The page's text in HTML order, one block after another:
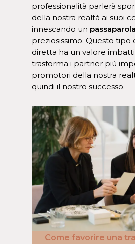
professionalità parlerà
della nostra realtà ai suoi
innescando un
preziosissimo. Questo tipo
diretta ha un valore
trasforma i partner più
promotori della nostra
quindi il nostro successo.
Come favorire una